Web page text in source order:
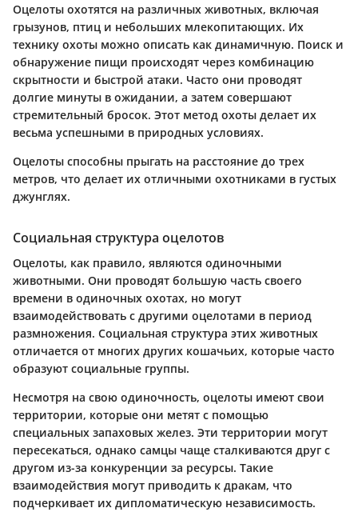
Оцелоты охотятся на различных животных, включая
грызунов, птиц и небольших млекопитающих. Их
технику охоты можно описать как динамичную. Поиск и
обнаружение пищи происходят через комбинацию
скрытности и быстрой атаки. Часто они проводят
долгие минуты в ожидании, а затем совершают
стремительный бросок. Этот метод охоты делает их
весьма успешными в природных условиях.
Оцелоты способны прыгать на расстояние до трех
метров, что делает их отличными охотниками в густых
джунглях.
Социальная структура оцелотов
Оцелоты, как правило, являются одиночными
животными. Они проводят большую часть своего
времени в одиночных охотах, но могут
взаимодействовать с другими оцелотами в период
размножения. Социальная структура этих животных
отличается от многих других кошачьих, которые часто
образуют социальные группы.
Несмотря на свою одиночность, оцелоты имеют свои
территории, которые они метят с помощью
специальных запаховых желез. Эти территории могут
пересекаться, однако самцы чаще сталкиваются друг с
другом из-за конкуренции за ресурсы. Такие
взаимодействия могут приводить к дракам, что
подчеркивает их дипломатическую независимость.